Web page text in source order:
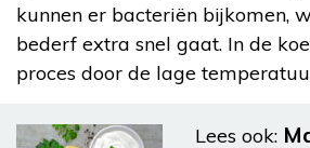
kunnen er bacteriën bijkomen,
bederf extra snel gaat. In de
proces door de lage
Lees ook: